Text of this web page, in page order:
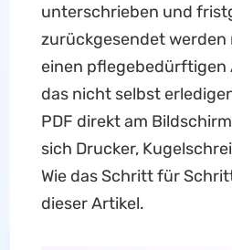
unterschrieben und
zurückgesendet werden
einen pflegebedürftigen
das nicht selbst
PDF direkt am
sich Drucker,
Wie das Schritt für
dieser Artikel.